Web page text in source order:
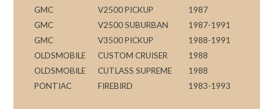
GMC V2500 PICKUP
1987
GMC
V2500 SUBURBAN
1987-1991
GMC
V3500 PICKUP
1988-1991
OLDSMOBILE
CUSTOM CRUISER
1988
OLDSMOBILE
CUTLASS SUPREME
1988
PONTIAC
FIREBIRD 1983-1993